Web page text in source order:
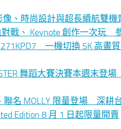
像、時尚設計與超長續航雙機
戰、 Keynote 創作一次玩
271KPD7 一機切換 5K 高畫
舞蹈大賽決賽本週末登
聯名 MOLLY 限量登場 深
Edition 8 月 1 日起限量開賣